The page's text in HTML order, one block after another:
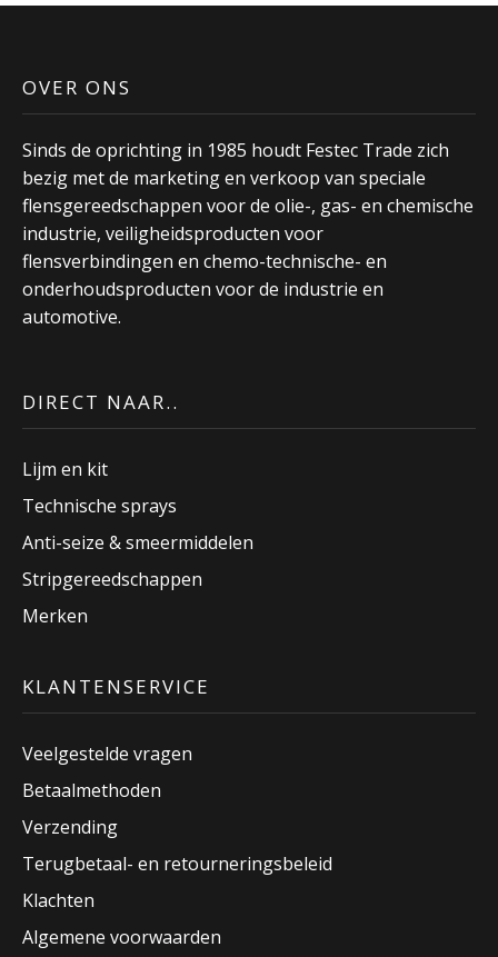
OVER ONS
Sinds de oprichting in 1985 houdt Festec Trade zich
bezig met de marketing en verkoop van speciale
flensgereedschappen voor de olie-, gas- en chemische
industrie, veiligheidsproducten voor
flensverbindingen en chemo-technische- en
onderhoudsproducten voor de industrie en
automotive.
DIRECT NAAR..
Lijm en kit
Technische sprays
Anti-seize & smeermiddelen
Stripgereedschappen
Merken
KLANTENSERVICE
Veelgestelde vragen
Betaalmethoden
Verzending
Terugbetaal- en retourneringsbeleid
Klachten
Algemene voorwaarden